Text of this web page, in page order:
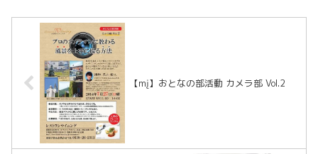
【mį】おとなの部活動 カメラ部 Vol.2